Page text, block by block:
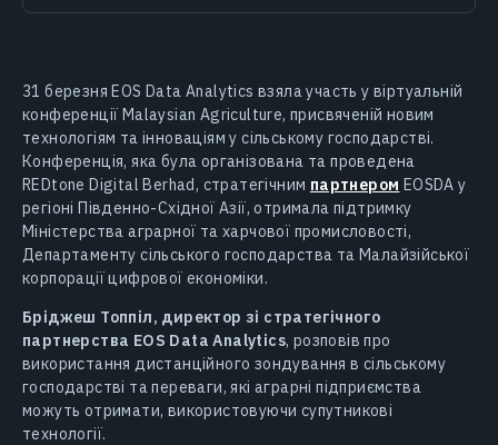
31 березня EOS Data Analytics взяла участь у віртуальній
конференції Malaysian Agriculture, присвяченій новим
технологіям та інноваціям у сільському господарстві.
Конференція, яка була організована та проведена
REDtone Digital Berhad, стратегічним партнером EOSDA у
регіоні Південно-Східної Азії, отримала підтримку
Міністерства аграрної та харчової промисловості,
Департаменту сільського господарства та Малайзійської
корпорації цифрової економіки.
Бріджеш Топпіл, директор зі стратегічного
партнерства EOS Data Analytics, розповів про
використання дистанційного зондування в сільському
господарстві та переваги, які аграрні підприємства
можуть отримати, використовуючи супутникові
технології.